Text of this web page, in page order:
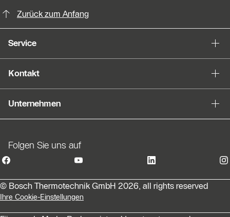
Zurück zum Anfang
Service
Kontakt
Unternehmen
Folgen Sie uns auf
© Bosch Thermotechnik GmbH 2026, all rights reserved
Ihre Cookie-Einstellungen